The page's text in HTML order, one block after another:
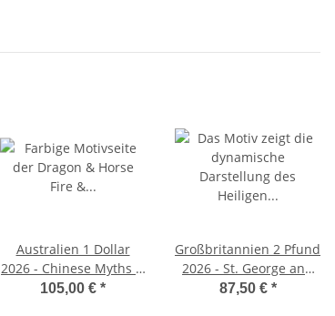
Australien 1 Dollar
2026 - Chinese Myths &
Legends - Dragon &
105,00 € *
Großbritannien 2 Pfund
2026 - St. George and
the Dragon 1 oz. Silber
87,50 € *